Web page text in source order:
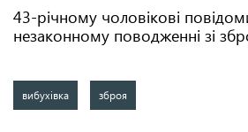
43-річному чоловікові
незаконному поводженні зі
вибухівка зброя